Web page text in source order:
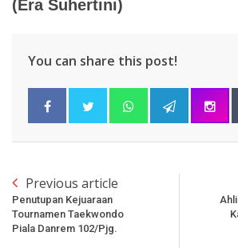
(Era Suhertini)
You can share this post!
Previous article
Penutupan Kejuaraan
Tournamen Taekwondo
Piala Danrem 102/Pjg.